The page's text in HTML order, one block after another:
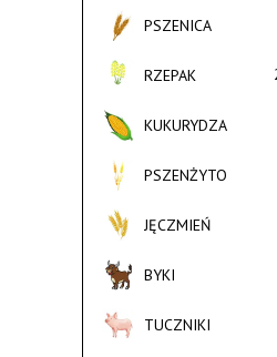
PSZENICA
RZEPAK
KUKURYDZA
PSZENŻYTO
JĘCZMIEŃ
BYKI
TUCZNIKI